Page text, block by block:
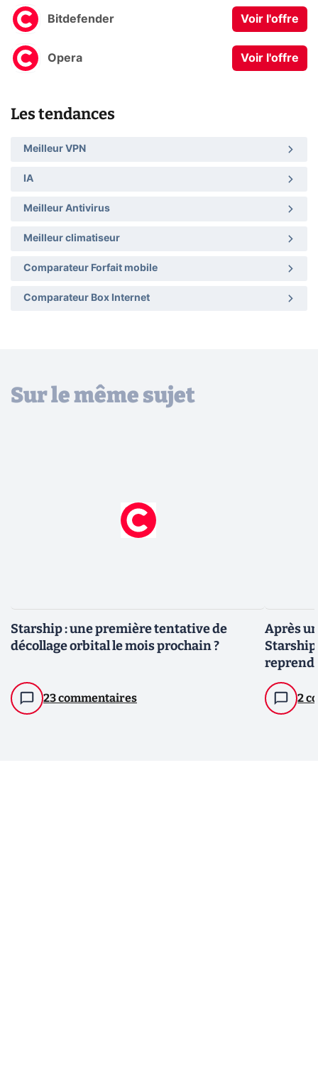
Bitdefender Voir l'offre
Opera Voir l'offre
Les tendances
Meilleur VPN
IA
Meilleur Antivirus
Meilleur climatiseur
Comparateur Forfait mobile
Comparateur Box Internet
Sur le même sujet
Starship : une première tentative de
décollage orbital le mois prochain ?
23 commentaires
Après
2